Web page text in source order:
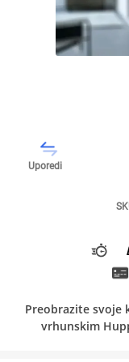
Uporedi
Preobrazite svoje
vrhunskim